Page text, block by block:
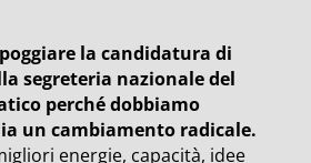
la candidatura di
segreteria nazionale del
perché dobbiamo
un cambiamento radicale.
energie, capacità, idee